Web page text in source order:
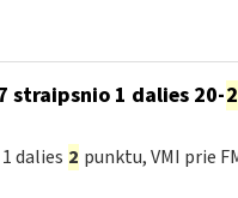
straipsnio 1 dalies 20-2
dalies 2 punktu, VMI prie